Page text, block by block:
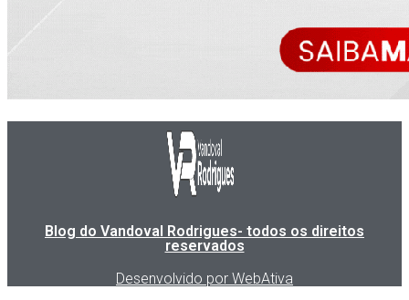
Blog do Vandoval Rodrigues- todos os direitos
reservados
Desenvolvido por WebAtiva